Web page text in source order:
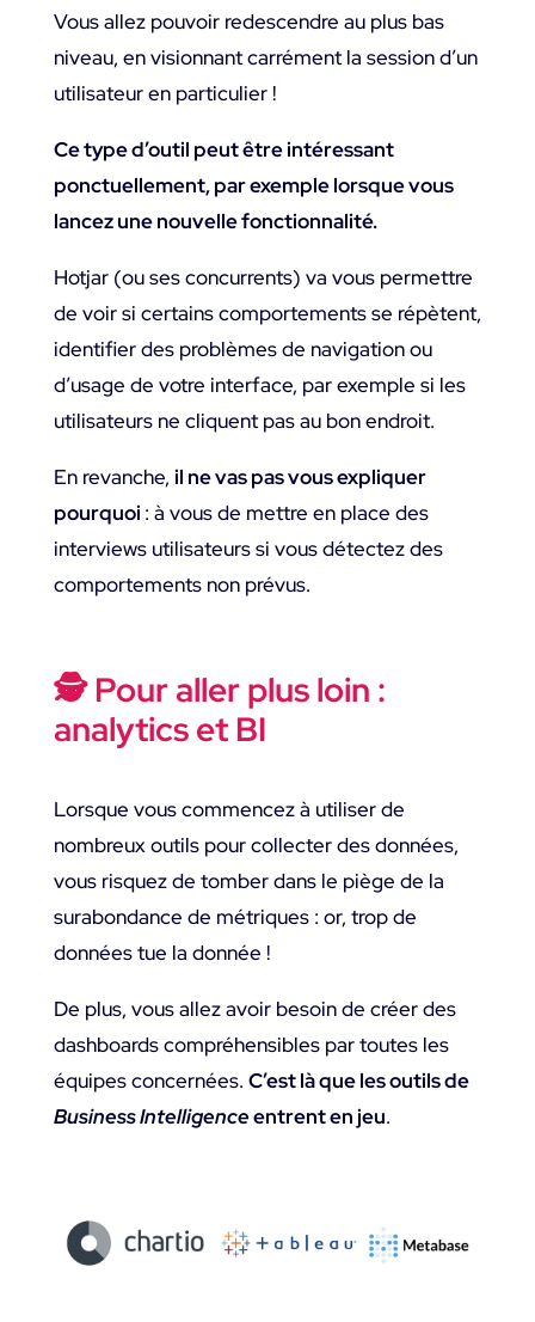
Vous allez pouvoir redescendre au plus bas
niveau, en visionnant carrément la session d’un
utilisateur en particulier !
Ce type d’outil peut être intéressant
ponctuellement, par exemple lorsque vous
lancez une nouvelle fonctionnalité.
Hotjar (ou ses concurrents) va vous permettre
de voir si certains comportements se répètent,
identifier des problèmes de navigation ou
d’usage de votre interface, par exemple si les
utilisateurs ne cliquent pas au bon endroit.
En revanche, il ne vas pas vous expliquer
pourquoi : à vous de mettre en place des
interviews utilisateurs si vous détectez des
comportements non prévus.
🕵️ Pour aller plus loin :
analytics et BI
Lorsque vous commencez à utiliser de
nombreux outils pour collecter des données,
vous risquez de tomber dans le piège de la
surabondance de métriques : or, trop de
données tue la donnée !
De plus, vous allez avoir besoin de créer des
dashboards compréhensibles par toutes les
équipes concernées. C’est là que les outils de
Business Intelligenceentrent en jeu.